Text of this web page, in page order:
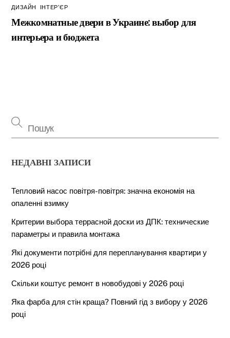
ДИЗАЙН ІНТЕР’ЄР
Межкомнатные двери в Украине: выбор для
интерьера и бюджета
НЕДАВНІ ЗАПИСИ
Тепловий насос повітря-повітря: значна економія на
опаленні взимку
Критерии выбора террасной доски из ДПК: технические
параметры и правила монтажа
Які документи потрібні для перепланування квартири у
2026 році
Скільки коштує ремонт в новобудові у 2026 році
Яка фарба для стін краща? Повний гід з вибору у 2026
році